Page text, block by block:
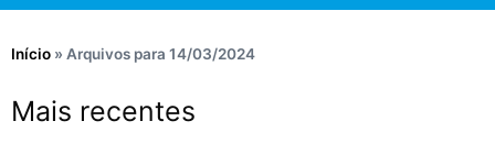
Início » Arquivos para 14/03/2024
Mais recentes